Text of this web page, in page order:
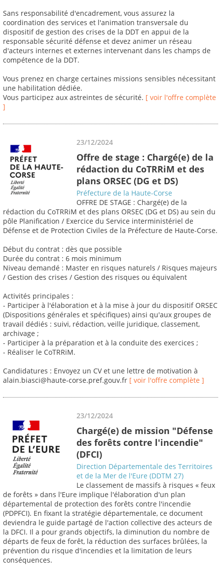
Sans responsabilité d'encadrement, vous assurez la
coordination des services et l'animation transversale du
dispositif de gestion des crises de la DDT en appui de la
responsable sécurité défense et devez animer un réseau
d'acteurs internes et externes intervenant dans les champs de
compétence de la DDT.
Vous prenez en charge certaines missions sensibles nécessitant
une habilitation dédiée.
Vous participez aux astreintes de sécurité. [ voir l'offre complète
]
23/12/2024
Offre de stage : Chargé(e) de la
rédaction du CoTRRiM et des
plans ORSEC (DG et DS)
Préfecture de la Haute-Corse
OFFRE DE STAGE : Chargé(e) de la
rédaction du CoTRRiM et des plans ORSEC (DG et DS) au sein du
pôle Planification / Exercice du Service interministériel de
Défense et de Protection Civiles de la Préfecture de Haute-Corse.
Début du contrat : dès que possible
Durée du contrat : 6 mois minimum
Niveau demandé : Master en risques naturels / Risques majeurs
/ Gestion des crises / Gestion des risques ou équivalent
Activités principales :
- Participer à l'élaboration et à la mise à jour du dispositif ORSEC
(Dispositions générales et spécifiques) ainsi qu'aux groupes de
travail dédiés : suivi, rédaction, veille juridique, classement,
archivage ;
- Participer à la préparation et à la conduite des exercices ;
- Réaliser le CoTRRiM.
Candidatures : Envoyez un CV et une lettre de motivation à
alain.biasci@haute-corse.pref.gouv.fr [ voir l'offre complète ]
23/12/2024
Chargé(e) de mission "Défense
des forêts contre l'incendie"
(DFCI)
Direction Départementale des Territoires
et de la Mer de l'Eure (DDTM 27)
Le classement de massifs à risques « feux
de forêts » dans l'Eure implique l'élaboration d'un plan
départemental de protection des forêts contre l'incendie
(PDPFCI). En fixant la stratégie départementale, ce document
deviendra le guide partagé de l'action collective des acteurs de
la DFCI. Il a pour grands objectifs, la diminution du nombre de
départs de feux de forêt, la réduction des surfaces brûlées, la
prévention du risque d'incendies et la limitation de leurs
conséquences.